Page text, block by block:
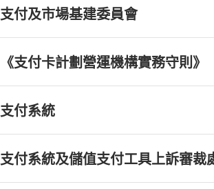
支付及市場基建委員會
《支付卡計劃營運機構實務守則》
支付系統
支付系統及儲值支付工具上訴審裁